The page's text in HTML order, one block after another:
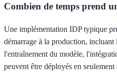
Combien de temps prend
Une implémentation IDP typique
démarrage à la production, incluant
l'entraînement du modèle,
peuvent être déployés en seulement